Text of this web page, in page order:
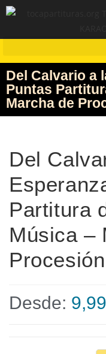
Del Calvario a
Puntas
Marcha de
Del
Partitura
Música –
Procesión
Desde: 9,99